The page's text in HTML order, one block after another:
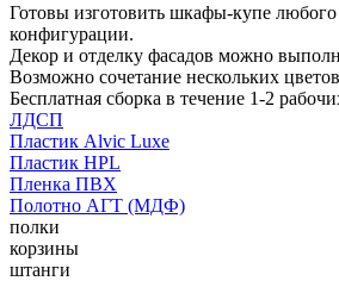
Готовы изготовить шкафы-купе любого
конфигурации.
Декор и отделку фасадов можно
Возможно сочетание нескольких
Бесплатная сборка в течение 1-2
ЛДСП
Пластик Alvic Luxe
Пластик HPL
Пленка ПВХ
Полотно АГТ (МДФ)
полки
корзины
штанги